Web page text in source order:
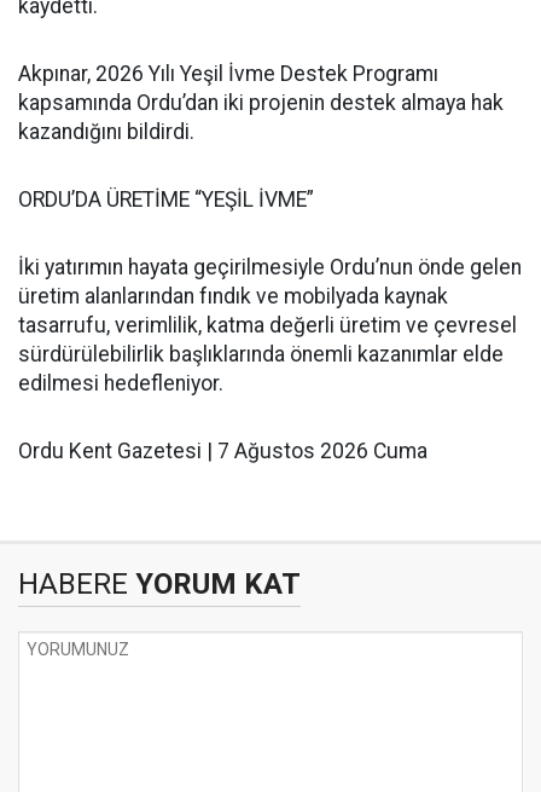
kaydetti.
Akpınar, 2026 Yılı Yeşil İvme Destek Programı
kapsamında Ordu’dan iki projenin destek almaya hak
kazandığını bildirdi.
ORDU’DA ÜRETİME “YEŞİL İVME”
İki yatırımın hayata geçirilmesiyle Ordu’nun önde gelen
üretim alanlarından fındık ve mobilyada kaynak
tasarrufu, verimlilik, katma değerli üretim ve çevresel
sürdürülebilirlik başlıklarında önemli kazanımlar elde
edilmesi hedefleniyor.
Ordu Kent Gazetesi | 7 Ağustos 2026 Cuma
HABERE YORUM KAT